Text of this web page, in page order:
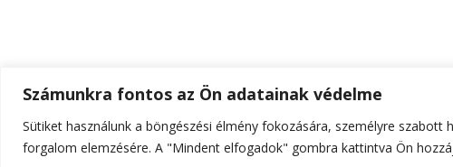
Számunkra fontos az Ön adatainak védelme
Sütiket használunk a böngészési élmény fokozására, személyre
forgalom elemzésére. A "Mindent elfogadok" gombra kattintva Ön
© Szerzői jog 2026ELTE Online . Minden jog fenntartva.